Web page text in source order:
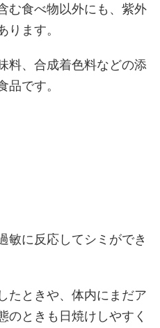
む食べ物以外にも、紫外
ります。
料、合成着色料などの添
品です。
敏に反応してシミができ
たときや、体内にまだア
のときも日焼けしやすく